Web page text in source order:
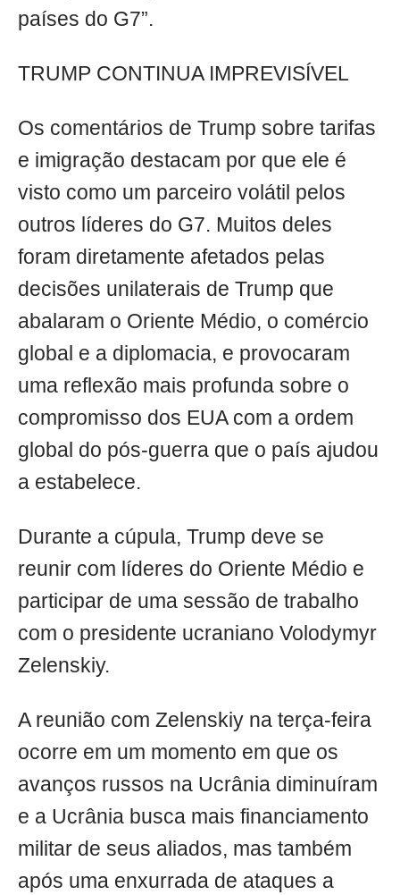
países do G7”.
TRUMP CONTINUA IMPREVISÍVEL
Os comentários de Trump sobre tarifas
e imigração destacam por que ele é
visto como um parceiro volátil pelos
outros líderes do G7. Muitos deles
foram diretamente afetados pelas
decisões unilaterais de Trump que
abalaram o Oriente Médio, o comércio
global e a diplomacia, e provocaram
uma reflexão mais profunda sobre o
compromisso dos EUA com a ordem
global do pós-guerra que o país ajudou
a estabelece.
Durante a cúpula, Trump deve se
reunir com líderes do Oriente Médio e
participar de uma sessão de trabalho
com o presidente ucraniano Volodymyr
Zelenskiy.
A reunião com Zelenskiy na terça-feira
ocorre em um momento em que os
avanços russos na Ucrânia diminuíram
e a Ucrânia busca mais financiamento
militar de seus aliados, mas também
após uma enxurrada de ataques a